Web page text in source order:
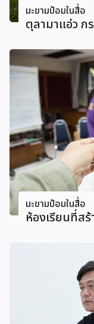
มะขามป้อมในสื่อ
ตุลามาแอ่ว ก
มะขามป้อมในสื่อ
ห้องเรียนที่ส